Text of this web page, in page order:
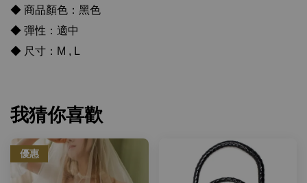
◆ 商品顏色：黑色
◆ 彈性：適中
◆ 尺寸：M , L
我猜你喜歡
優惠